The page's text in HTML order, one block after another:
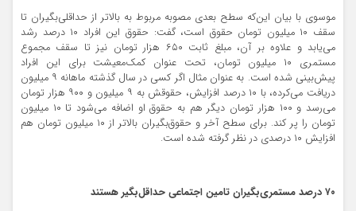
موسوی با بیان این‌که سطح بعدی مصوبه مربوط به بالاتر از حداقلی‌بگیران تا
سقف ۱۰ میلیون تومان حقوق است، گفت: حقوق این افراد ۱۰ درصد رشد
می‌یابد و علاوه بر آن، مبلغ ثابت ۶۵۰ هزار تومان نیز تا سقف مجموع
مستمری ۱۰ میلیون تومان، تحت عنوان کمک‌معیشت برای این افراد
پیش‌بینی شده است. به عنوان مثال اگر کسی در سال گذشته ماهانه ۹ میلیون
دریافت می‌کرده، با ۱۰ درصد افزایش، حقوقش به ۹ میلیون و ۹۰۰ هزار تومان
می‌رسد و ۱۰۰ هزار تومان دیگر هم به حقوق او اضافه می‌شود تا ۱۰ میلیون
تومان را پر کند. برای سطح آخر و حقوق‌بگیران بالاتر از ۱۰ میلیون تومان هم
افزایش ۱۰ درصدی در نظر گرفته ‌شده است.
۷۰ درصد مستمری‌بگیران تامین اجتماعی حداقل‌بگیر هستند